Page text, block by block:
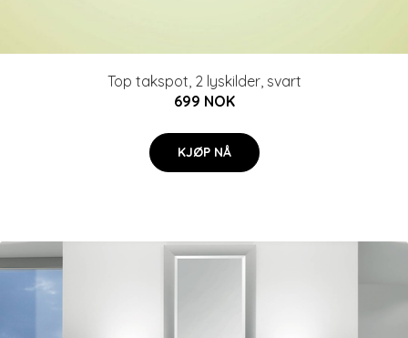
Top takspot, 2 lyskilder, svart
699 NOK
KJØP NÅ